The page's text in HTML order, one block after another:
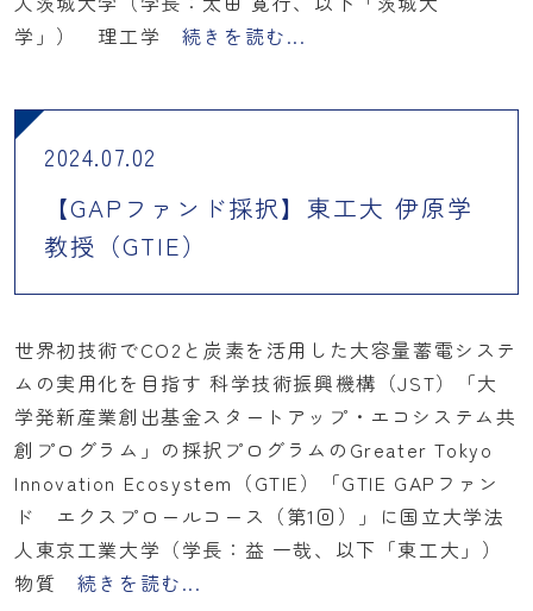
学」） 理工学
続きを読む...
2024.07.02
【GAPファンド採択】東工大 伊原学
教授（GTIE）
世界初技術でCO2と炭素を活用した大容量蓄電システ
ムの実用化を目指す 科学技術振興機構（JST）「大
学発新産業創出基金スタートアップ・エコシステム共
創プログラム」の採択プログラムのGreater Tokyo
Innovation Ecosystem（GTIE）「GTIE GAPファン
ド エクスプロールコース（第1回）」に国立大学法
人東京工業大学（学長：益 一哉、以下「東工大」）
物質
続きを読む...